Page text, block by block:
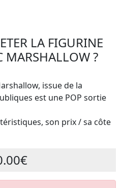
LA FIGURINE
MARSHALLOW ?
issue de la
est une POP sortie
son prix / sa côte